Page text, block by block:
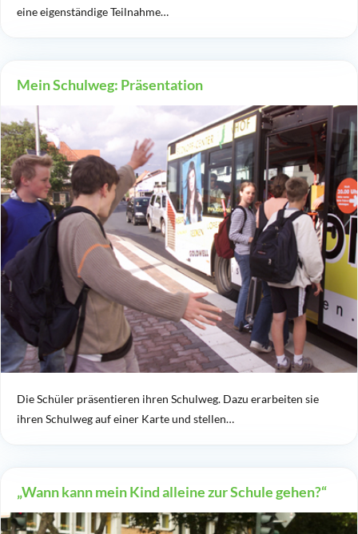
eine eigenständige Teilnahme…
Mein Schulweg: Präsentation
Die Schüler präsentieren ihren Schulweg. Dazu erarbeiten sie
ihren Schulweg auf einer Karte und stellen…
„Wann kann mein Kind alleine zur Schule gehen?“